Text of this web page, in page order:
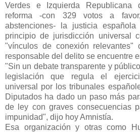
Verdes e Izquierda Republicana
reforma -con 329 votos a
abstenciones- la justicia
principio de jurisdicción universal
"vínculos de conexión relevantes"
responsable del delito se encuentre
"Sin un debate transparente y
legislación que regula el
universal por los tribunales
Diputados ha dado un paso más
de ley con graves consecuencias
impunidad", dijo hoy Amnistía.
Esa organización y otras como